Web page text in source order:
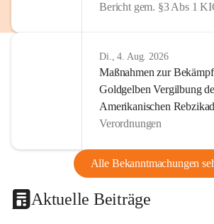
Bericht gem. §3 Abs 1
Di., 4. Aug. 2026
Maßnahmen zur
Goldgelben Vergilbung
Amerikanischen
Verordnungen
Alle Bekanntmachungen
Aktuelle Beiträge